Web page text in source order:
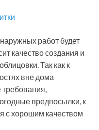
работ будет
качество создания и
Так как к
вне дома
предпосылки, к
с хорошим качеством